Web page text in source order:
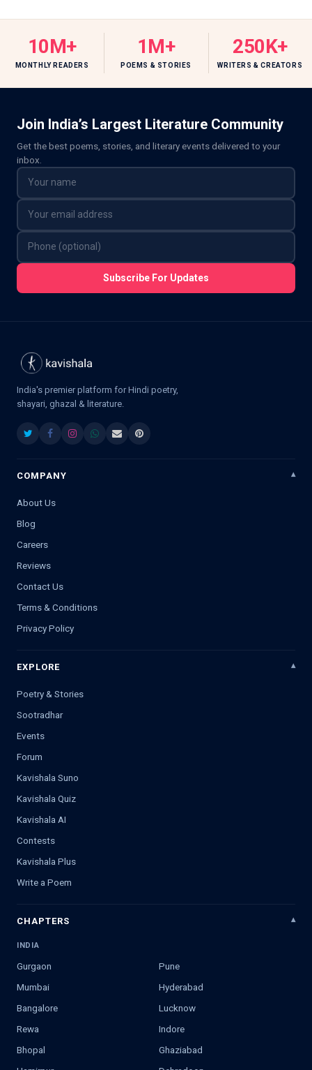
10M+
MONTHLY READERS
1M+
POEMS & STORIES
250K+
WRITERS & CREATORS
Join India’s Largest Literature Community
Get the best poems, stories, and literary events delivered to your
inbox.
Subscribe For Updates
India's premier platform for Hindi poetry,
shayari, ghazal & literature.
COMPANY
About Us
Blog
Careers
Reviews
Contact Us
Terms & Conditions
Privacy Policy
EXPLORE
Poetry & Stories
Sootradhar
Events
Forum
Kavishala Suno
Kavishala Quiz
Kavishala AI
Contests
Kavishala Plus
Write a Poem
CHAPTERS
INDIA
Gurgaon
Pune
Mumbai
Hyderabad
Bangalore
Lucknow
Rewa
Indore
Bhopal
Ghaziabad